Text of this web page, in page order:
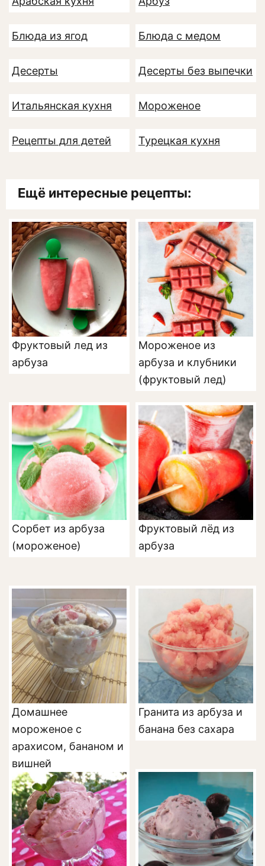
Блюда из ягод Блюда с медом
Десерты Десерты без выпечки
Итальянская кухня Мороженое
Рецепты для детей Турецкая кухня
Ещё интересные рецепты:
Фруктовый лед из
арбуза
Мороженое из
арбуза и клубники
(фруктовый лед)
Сорбет из арбуза
(мороженое)
Фруктовый лёд из
арбуза
Домашнее
мороженое с
арахисом, бананом и
вишней
Гранита из арбуза и
банана без сахара